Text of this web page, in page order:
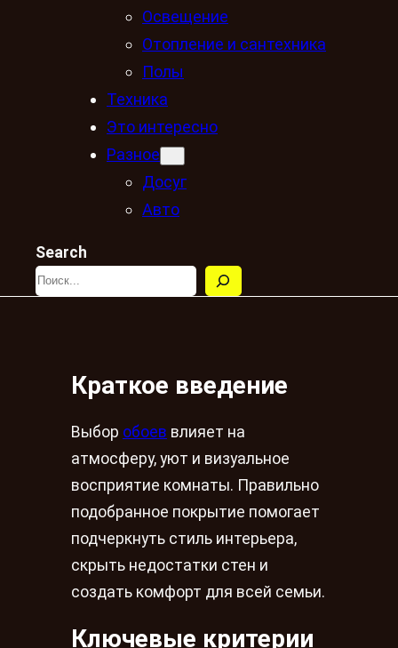
Освещение
Отопление и сантехника
Полы
Техника
Это интересно
Разное
Досуг
Авто
Search
Краткое введение
Выбор обоев влияет на
атмосферу, уют и визуальное
восприятие комнаты. Правильно
подобранное покрытие помогает
подчеркнуть стиль интерьера,
скрыть недостатки стен и
создать комфорт для всей семьи.
Ключевые критерии